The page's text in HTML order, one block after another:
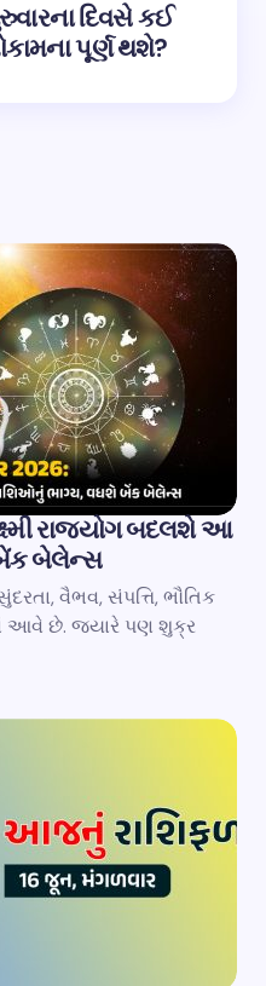
દિવસે કઈ
પૂર્ણ થશે?
રાજયોગ બદલશે આ
બેલેન્સ
વૈભવ, સંપત્તિ, ભૌતિક
આવે છે. જ્યારે પણ શુક્ર